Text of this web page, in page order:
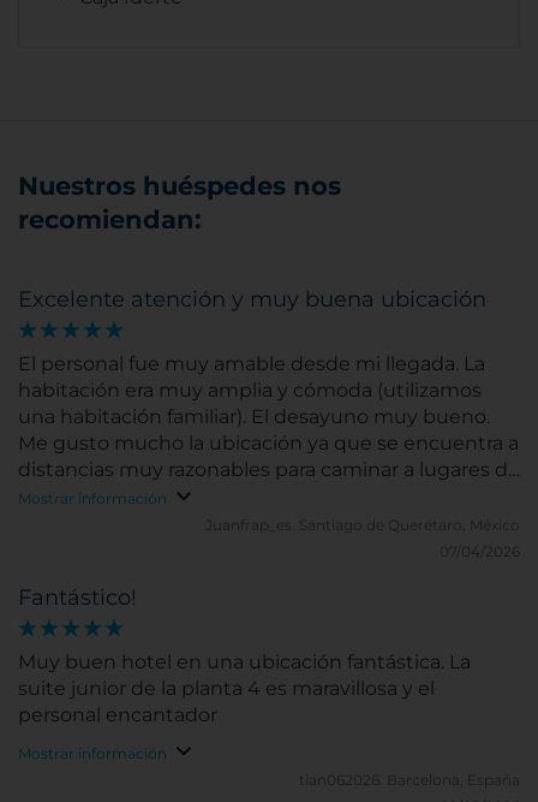
Nuestros huéspedes nos
recomiendan:
Excelente atención y muy buena ubicación
El personal fue muy amable desde mi llegada. La
habitación era muy amplia y cómoda (utilizamos
una habitación familiar). El desayuno muy bueno.
Me gusto mucho la ubicación ya que se encuentra a
distancias muy razonables para caminar a lugares de
interés de la ciudad (museos y atracciones
Mostrar información
Juanfrap_es.
Santiago de Querétaro, México
07/04/2026
Fantástico!
Muy buen hotel en una ubicación fantástica. La
suite junior de la planta 4 es maravillosa y el
personal encantador
Mostrar información
tian062026.
Barcelona, España